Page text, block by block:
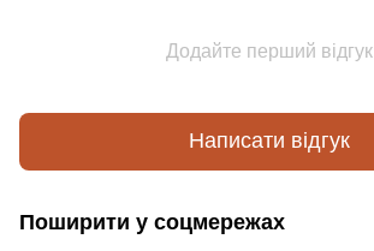
Додайте перший відгук
Написати відгук
Поширити у соцмережах